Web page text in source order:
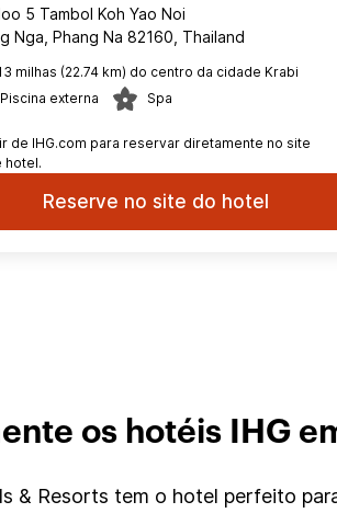
5 Tambol Koh Yao Noi
Nga, Phang Na 82160, Thailand
milhas (22.74 km) do centro da cidade Krabi
Piscina externa
Spa
de IHG.com para reservar diretamente no site
hotel.
Reserve no site do hotel
os hotéis IHG
& Resorts tem o hotel perfeito